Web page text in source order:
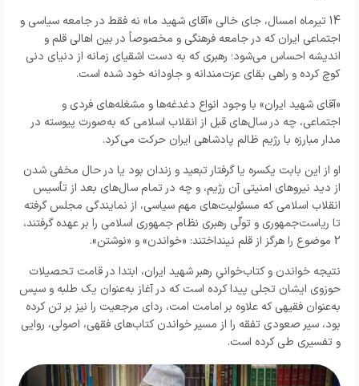
14 تیرماه امسال، جای خالی «آقای شهید ما» نه فقط در جامعه سیاسی و
اجتماعی ایران که در جامعه فرهنگی و مخصوصاً در بین اهالی قلم و
اندیشه احساس می‌شود؛ رهبری که به دست اشقیای زمانه از دنیای دنی
کوچ کرده و راهی بقای عزت‌مندانه و جاودانه خود شده است.
«آقای شهید ایران» با وجود انواع دغدغه‌ها و مشغله‌های فردی و
اجتماعی، چه در سال‌های قبل از انقلاب اسلامی که به‌صورت پیوسته در
مدار مبارزه با رژیم ظالم پادشاهی ایران حرکت می‌کرد.
او از این بابت یکسره یا گرفتار تبعید و زندان بود یا در حال مخفی شدن
از دید نیروهای امنیتی آن رژیم، و چه در تمام سال‌های بعد از تأسیس
انقلاب اسلامی که مسئولیت‌های مهم سیاسی، از نمایندگی مجلس گرفته
تا ریاست‌جمهوری و تولّی رهبری نظام جمهوری اسلامی را بر عهده گرفتند،
2 موضوع را هرگز از قلم نینداختند: «خواندن» و «نوشتن».
نتیجه خواندن و کتاب‌خوانیِ رهبر شهید ایران، ابتدا در قامت تحصیلات
حوزوی ایشان تجلی پیدا کرده است که در آغاز به‌عنوان یک طلبه و سپس
به‌عنوان فقیهی که علاوه بر امامت امت، ردای مرجعیت را نیز بر تن کرده
بود، سیر صعودی تفقه را از مسیر خواندن کتاب‌های فقهی، اصولی، روایی
و تفسیری طی کرده است.